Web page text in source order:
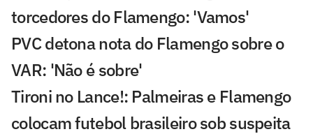
torcedores do Flamengo: 'Vamos'
PVC detona nota do Flamengo sobre o
VAR: 'Não é sobre'
Tironi no Lance!: Palmeiras e Flamengo
colocam futebol brasileiro sob suspeita